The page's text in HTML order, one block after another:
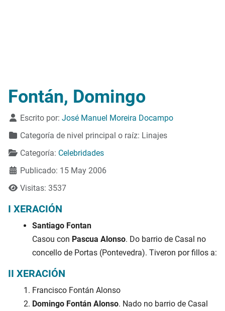
Fontán, Domingo
Detalles
Escrito por: José Manuel Moreira Docampo
Categoría de nivel principal o raíz: Linajes
Categoría: Celebridades
Publicado: 15 May 2006
Visitas: 3537
I XERACIÓN
Santiago Fontan
Casou con Pascua Alonso. Do barrio de Casal no
concello de Portas (Pontevedra). Tiveron por fillos a:
II XERACIÓN
Francisco Fontán Alonso
Domingo Fontán Alonso. Nado no barrio de Casal